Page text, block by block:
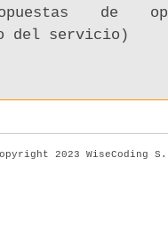
de
del servicio)
2023 WiseCoding